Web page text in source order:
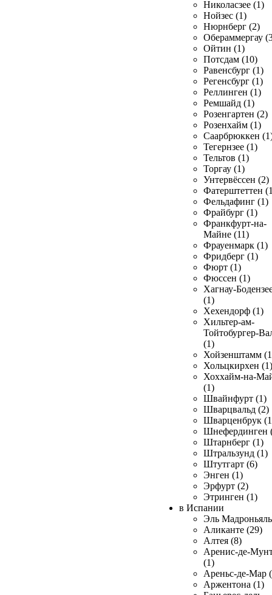
Николасзее (1)
Нойзес (1)
Нюрнберг (2)
Обераммергау
Ойтин (1)
Потсдам (10)
Равенсбург (1)
Регенсбург (1)
Реллинген (1)
Ремшайд (1)
Розенгартен (2)
Розенхайм (1)
Саарбрюккен
Тегернзее (1)
Тельтов (1)
Торгау (1)
Унтервёссен (2)
Фатерштеттен
Фельдафинг (1)
Фрайбург (1)
Франкфурт-на-
Майне (11)
Фрауенмарк (1)
Фридберг (1)
Фюрт (1)
Фюссен (1)
Хагнау-
(1)
Хехендорф (1)
Хильтер-ам-
Тойтобургер-
(1)
Хойзенштамм
Хольцкирхен (1)
Хоххайм-на-
(1)
Швайнфурт (1)
Шварцвальд (2)
Шварценбрук
Шнефердинген
Штарнберг (1)
Штральзунд (1)
Штутгарт (6)
Энген (1)
Эрфурт (2)
Этринген (1)
в Испании
Эль
Аликанте (29)
Алтея (8)
Аренис-де-
(1)
Ареньс-де-Мар
Аржентона (1)